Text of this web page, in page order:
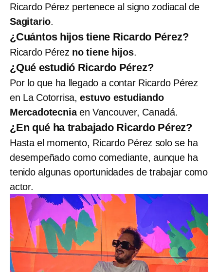
Ricardo Pérez pertenece al signo zodiacal de
Sagitario.
¿Cuántos hijos tiene Ricardo Pérez?
Ricardo Pérez no tiene hijos.
¿Qué estudió Ricardo Pérez?
Por lo que ha llegado a contar Ricardo Pérez
en La Cotorrisa,estuvo estudiando
Mercadotecniaen Vancouver, Canadá.
¿En qué ha trabajado Ricardo Pérez?
Hasta el momento, Ricardo Pérez solo se ha
desempeñado como comediante, aunque ha
tenido algunas oportunidades de trabajar como
actor.